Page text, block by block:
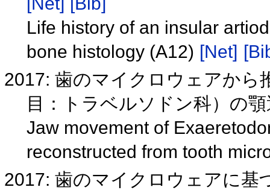
Life history of an insular
bone histology (A12) [Net]
2017: 歯のマイクロウェアから
目：トラベルソドン科）の
Jaw movement of
reconstructed from tooth
2017: 歯のマイクロウェアに基